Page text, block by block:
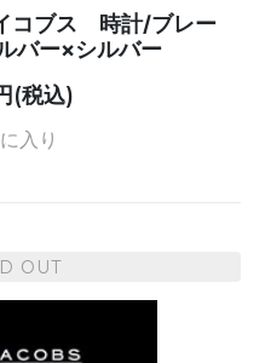
コブス 時計/ブレー
バー×シルバー
(税込)
入り
OUT